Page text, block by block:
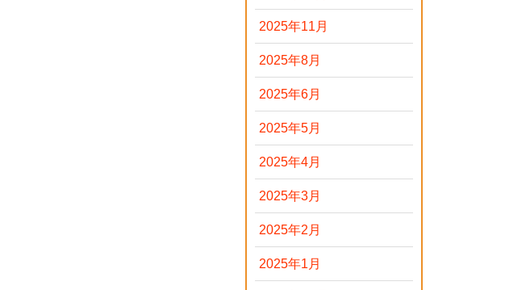
2025年11月
2025年8月
2025年6月
2025年5月
2025年4月
2025年3月
2025年2月
2025年1月